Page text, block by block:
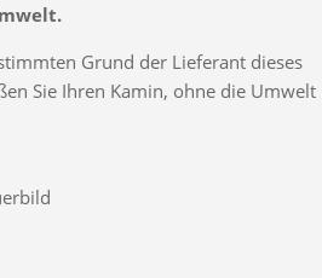
Grund der Lieferant dieses
Sie Ihren Kamin, ohne die Umwelt